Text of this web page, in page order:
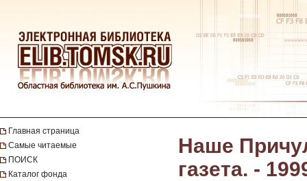
Главная страница
Самые читаемые
ПОИСК
Каталог фонда
Наше
газета. -